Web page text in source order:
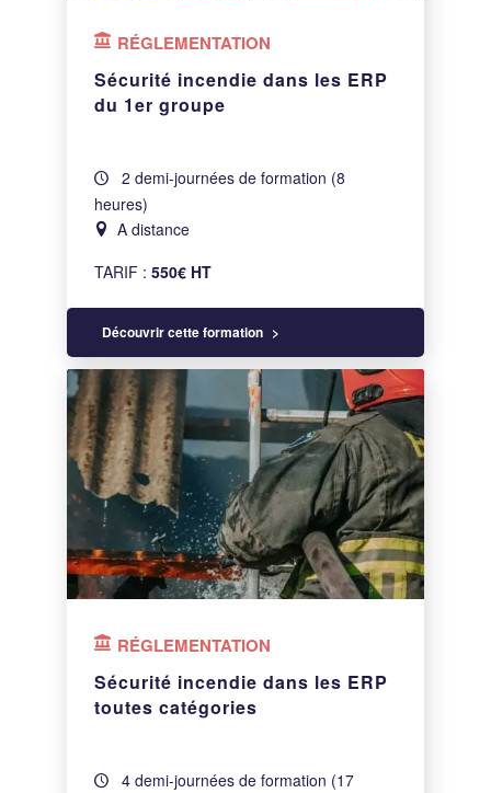
RÉGLEMENTATION
Sécurité incendie dans les ERP
du 1er groupe
2 demi-journées de formation (8
heures)
A distance
TARIF :550€ HT
Découvrir cette formation
RÉGLEMENTATION
Sécurité incendie dans les ERP
toutes catégories
4 demi-journées de formation (17